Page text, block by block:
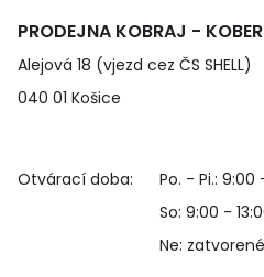
PRODEJNA KOBRAJ -
Alejová 18 (vjezd cez ČS SHELL)
040 01 Košice
Otvárací doba:
Po. - Pi.: 9:00
So: 9:00 -
Ne: zatvorené